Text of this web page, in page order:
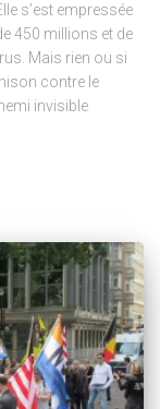
s’est empressée
450 millions et de
Mais rien ou si
contre le
invisible